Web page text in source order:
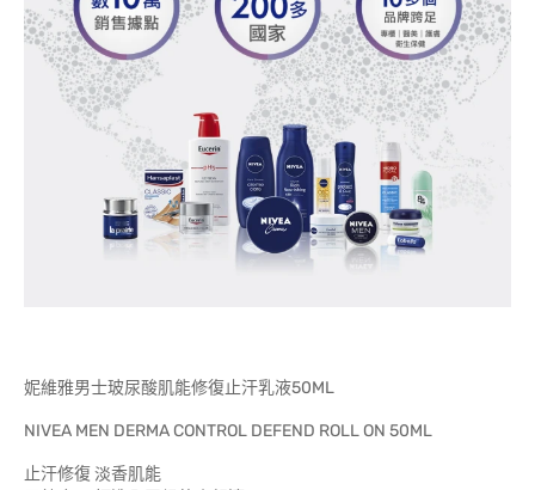
妮維雅男士玻尿酸肌能修復止汗乳液50ML
NIVEA MEN DERMA CONTROL DEFEND ROLL ON 50ML
止汗修復 淡香肌能